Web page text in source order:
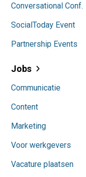
Conversational Conf.
SocialToday Event
Partnership Events
Jobs
Communicatie
Content
Marketing
Voor werkgevers
Vacature plaatsen